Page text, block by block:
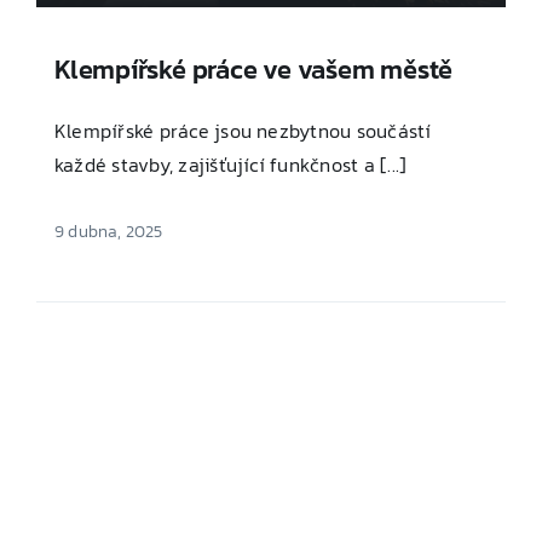
Klempířské práce ve vašem městě
Klempířské práce jsou nezbytnou součástí
každé stavby, zajišťující funkčnost a [...]
9 dubna, 2025